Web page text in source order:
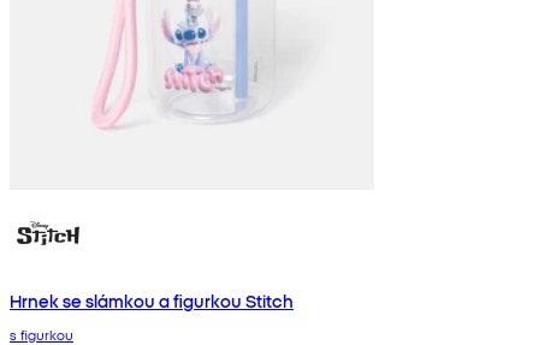
Hrnek se slámkou a figurkou Stitch
s figurkou